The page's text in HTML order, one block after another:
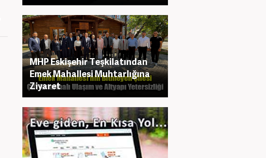
MHP Eskişehir Teşkilatından
Emek Mahallesi Muhtarlığına
Ziyaret